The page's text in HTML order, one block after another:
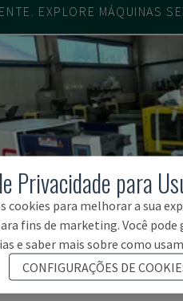
EXPLORE MÁQUINAS
Privacidade para
cookies para melhorar a sua
fins de marketing. Você pode
e saber mais sobre como
CONFIGURAÇÕES DE